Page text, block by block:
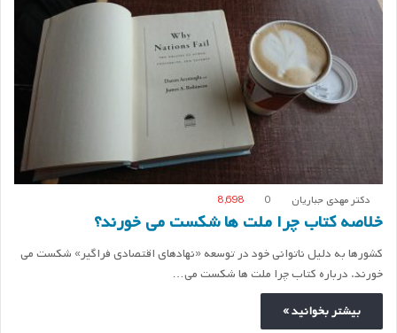
دکتر مهدی جباریان 0
8,698
خلاصه کتاب چرا ملت ها شکست می خورند؟
کشورها به دلیل ناتوانی خود در توسعه «نهادهای اقتصادی فراگیر» شکست می
خورند. درباره کتاب چرا ملت ها شکست می…
بیشتر بخوانید »